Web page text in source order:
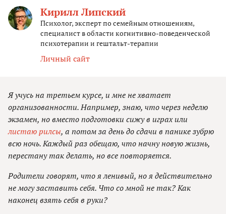
Кирилл Липский
Психолог, эксперт по семейным отношениям,
специалист в области когнитивно-поведенческой
психотерапии и гештальт-терапии
Личный сайт
Я учусь на третьем курсе, и мне не хватает
организованности. Например, знаю, что через неделю
экзамен, но вместо подготовки сижу в играх или
листаю рилсы, а потом за день до сдачи в панике зубрю
всю ночь. Каждый раз обещаю, что начну новую жизнь,
перестану так делать, но все повторяется.
Родители говорят, что я ленивый, но я действительно
не могу заставить себя. Что со мной не так? Как
наконец взять себя в руки?